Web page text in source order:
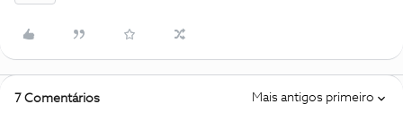
7 Comentários Mais antigos primeiro